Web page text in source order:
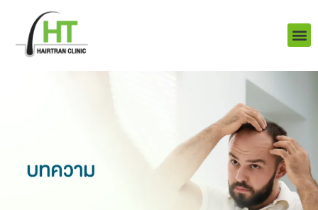
content